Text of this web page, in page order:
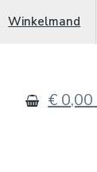
Winkelmand
€ 0,00